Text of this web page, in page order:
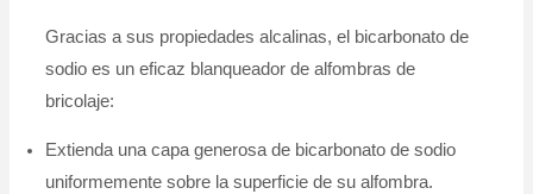
Gracias a sus propiedades alcalinas, el bicarbonato de
sodio es un eficaz blanqueador de alfombras de
bricolaje:
Extienda una capa generosa de bicarbonato de sodio
uniformemente sobre la superficie de su alfombra.